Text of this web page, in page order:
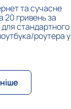
та сучасне
20 гривень за
для стандартного
роутера у